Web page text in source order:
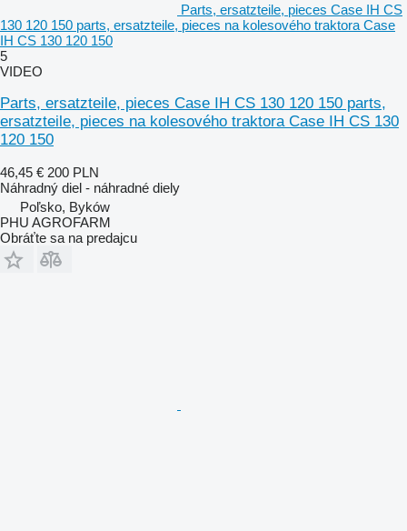
Parts, ersatzteile, pieces Case IH CS
130 120 150 parts, ersatzteile, pieces na kolesového traktora Case
IH CS 130 120 150
5
VIDEO
Parts, ersatzteile, pieces Case IH CS 130 120 150 parts,
ersatzteile, pieces na kolesového traktora Case IH CS 130
120 150
46,45 € 200 PLN
Náhradný diel - náhradné diely
Poľsko, Byków
PHU AGROFARM
Obráťte sa na predajcu